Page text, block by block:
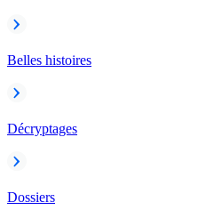
Belles histoires
Décryptages
Dossiers